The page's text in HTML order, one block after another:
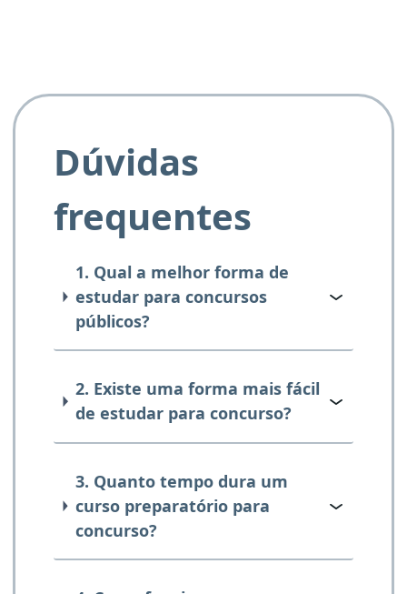
Dúvidas
frequentes
1. Qual a melhor forma de
estudar para concursos
públicos?
2. Existe uma forma mais fácil
de estudar para concurso?
3. Quanto tempo dura um
curso preparatório para
concurso?